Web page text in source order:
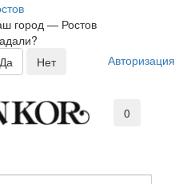
город — Ростов
Авторизация
0